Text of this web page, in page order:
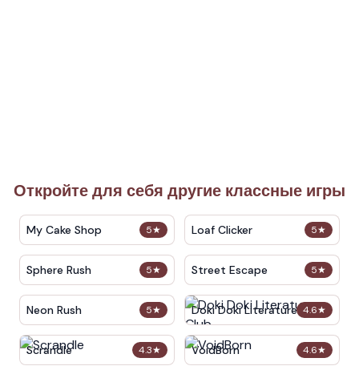
Откройте для себя другие классные игры
5★
My Cake Shop 5★
Loaf Clicker
5★
Sphere Rush 5★
Street Escape
5★
Neon Rush 4.6★
Doki Doki Literature Club
4.3★
Scrandle 4.6★
VoidBorn